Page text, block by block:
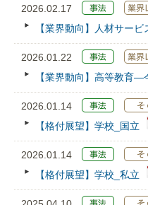
2026.02.17
【業界動向】人材サー
2026.01.22
【業界動向】高等教育
2026.01.14
【格付展望】学校_国立
2026.01.14
【格付展望】学校_私立